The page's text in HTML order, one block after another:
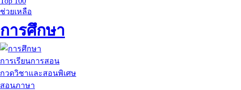
ช่วยเหลือ
การศึกษา
การเรียนการสอน
กวดวิชาและสอนพิเศษ
สอนภาษา